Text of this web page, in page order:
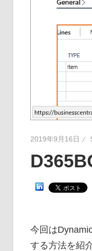
2019年9月16日
今回は
する方法を紹